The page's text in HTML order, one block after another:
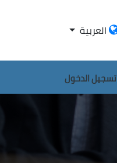
تسجيل الدخول